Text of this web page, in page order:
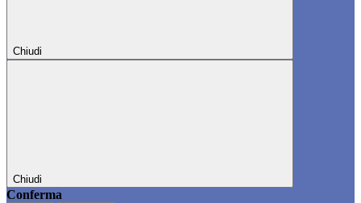
Chiudi
Chiudi
Conferma